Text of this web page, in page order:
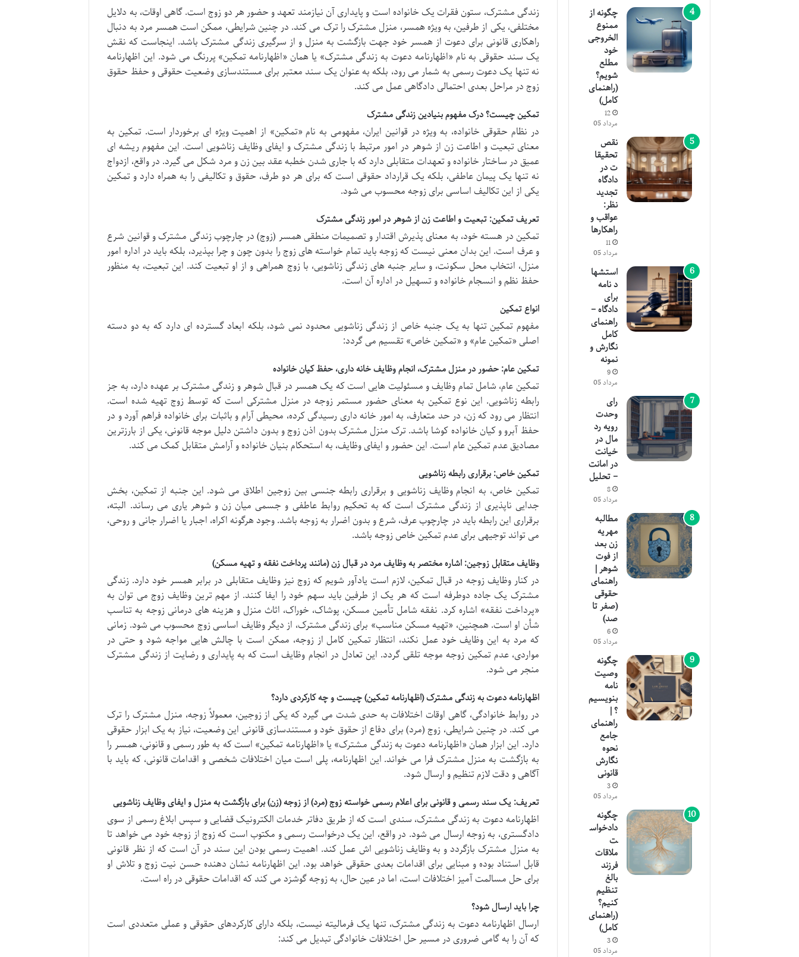
زندگی مشترک، ستون فقرات یک خانواده است و پایداری آن نیازمند تعهد و حضور هر دو زوج است. گاهی اوقات، به دلایل
مختلفی، یکی از طرفین، به ویژه همسر، منزل مشترک را ترک می کند. در چنین شرایطی، ممکن است همسر مرد به دنبال
راهکاری قانونی برای دعوت از همسر خود جهت بازگشت به منزل و از سرگیری زندگی مشترک باشد. اینجاست که نقش
یک سند حقوقی به نام «اظهارنامه دعوت به زندگی مشترک» یا همان «اظهارنامه تمکین» پررنگ می شود. این اظهارنامه
نه تنها یک دعوت رسمی به شمار می رود، بلکه به عنوان یک سند معتبر برای مستندسازی وضعیت حقوقی و حفظ حقوق
زوج در مراحل بعدی احتمالی دادگاهی عمل می کند.
تمکین چیست؟ درک مفهوم بنیادین زندگی مشترک
در نظام حقوقی خانواده، به ویژه در قوانین ایران، مفهومی به نام «تمکین» از اهمیت ویژه ای برخوردار است. تمکین به
معنای تبعیت و اطاعت زن از شوهر در امور مرتبط با زندگی مشترک و ایفای وظایف زناشویی است. این مفهوم ریشه ای
عمیق در ساختار خانواده و تعهدات متقابلی دارد که با جاری شدن خطبه عقد بین زن و مرد شکل می گیرد. در واقع، ازدواج
نه تنها یک پیمان عاطفی، بلکه یک قرارداد حقوقی است که برای هر دو طرف، حقوق و تکالیفی را به همراه دارد و تمکین
یکی از این تکالیف اساسی برای زوجه محسوب می شود.
تعریف تمکین: تبعیت و اطاعت زن از شوهر در امور زندگی مشترک
تمکین در هسته خود، به معنای پذیرش اقتدار و تصمیمات منطقی همسر (زوج) در چارچوب زندگی مشترک و قوانین شرع
و عرف است. این بدان معنی نیست که زوجه باید تمام خواسته های زوج را بدون چون و چرا بپذیرد، بلکه باید در اداره امور
منزل، انتخاب محل سکونت، و سایر جنبه های زندگی زناشویی، با زوج همراهی و از او تبعیت کند. این تبعیت، به منظور
حفظ نظم و انسجام خانواده و تسهیل در اداره آن است.
انواع تمکین
مفهوم تمکین تنها به یک جنبه خاص از زندگی زناشویی محدود نمی شود، بلکه ابعاد گسترده ای دارد که به دو دسته
اصلی «تمکین عام» و «تمکین خاص» تقسیم می گردد:
تمکین عام: حضور در منزل مشترک، انجام وظایف خانه داری، حفظ کیان خانواده
تمکین عام، شامل تمام وظایف و مسئولیت هایی است که یک همسر در قبال شوهر و زندگی مشترک بر عهده دارد، به جز
رابطه زناشویی. این نوع تمکین به معنای حضور مستمر زوجه در منزل مشترکی است که توسط زوج تهیه شده است.
انتظار می رود که زن، در حد متعارف، به امور خانه داری رسیدگی کرده، محیطی آرام و باثبات برای خانواده فراهم آورد و در
حفظ آبرو و کیان خانواده کوشا باشد. ترک منزل مشترک بدون اذن زوج و بدون داشتن دلیل موجه قانونی، یکی از بارزترین
مصادیق عدم تمکین عام است. این حضور و ایفای وظایف، به استحکام بنیان خانواده و آرامش متقابل کمک می کند.
تمکین خاص: برقراری رابطه زناشویی
تمکین خاص، به انجام وظایف زناشویی و برقراری رابطه جنسی بین زوجین اطلاق می شود. این جنبه از تمکین، بخش
جدایی ناپذیری از زندگی مشترک است که به تحکیم روابط عاطفی و جسمی میان زن و شوهر یاری می رساند. البته،
برقراری این رابطه باید در چارچوب عرف، شرع و بدون اضرار به زوجه باشد. وجود هرگونه اکراه، اجبار یا اضرار جانی و روحی،
می تواند توجیهی برای عدم تمکین خاص زوجه باشد.
وظایف متقابل زوجین: اشاره مختصر به وظایف مرد در قبال زن (مانند پرداخت نفقه و تهیه مسکن)
در کنار وظایف زوجه در قبال تمکین، لازم است یادآور شویم که زوج نیز وظایف متقابلی در برابر همسر خود دارد. زندگی
مشترک یک جاده دوطرفه است که هر یک از طرفین باید سهم خود را ایفا کنند. از مهم ترین وظایف زوج می توان به
«پرداخت نفقه» اشاره کرد. نفقه شامل تأمین مسکن، پوشاک، خوراک، اثاث منزل و هزینه های درمانی زوجه به تناسب
شأن او است. همچنین، «تهیه مسکن مناسب» برای زندگی مشترک، از دیگر وظایف اساسی زوج محسوب می شود. زمانی
که مرد به این وظایف خود عمل نکند، انتظار تمکین کامل از زوجه، ممکن است با چالش هایی مواجه شود و حتی در
مواردی، عدم تمکین زوجه موجه تلقی گردد. این تعادل در انجام وظایف است که به پایداری و رضایت از زندگی مشترک
منجر می شود.
اظهارنامه دعوت به زندگی مشترک (اظهارنامه تمکین) چیست و چه کارکردی دارد؟
در روابط خانوادگی، گاهی اوقات اختلافات به حدی شدت می گیرد که یکی از زوجین، معمولاً زوجه، منزل مشترک را ترک
می کند. در چنین شرایطی، زوج (مرد) برای دفاع از حقوق خود و مستندسازی قانونی این وضعیت، نیاز به یک ابزار حقوقی
دارد. این ابزار همان «اظهارنامه دعوت به زندگی مشترک» یا «اظهارنامه تمکین» است که به طور رسمی و قانونی، همسر را
به بازگشت به منزل مشترک فرا می خواند. این اظهارنامه، پلی است میان اختلافات شخصی و اقدامات قانونی، که باید با
آگاهی و دقت لازم تنظیم و ارسال شود.
تعریف: یک سند رسمی و قانونی برای اعلام رسمی خواسته زوج (مرد) از زوجه (زن) برای بازگشت به منزل و ایفای وظایف زناشویی
اظهارنامه دعوت به زندگی مشترک، سندی است که از طریق دفاتر خدمات الکترونیک قضایی و سپس ابلاغ رسمی از سوی
دادگستری، به زوجه ارسال می شود. در واقع، این یک درخواست رسمی و مکتوب است که زوج از زوجه خود می خواهد تا
به منزل مشترک بازگردد و به وظایف زناشویی اش عمل کند. اهمیت رسمی بودن این سند در آن است که از نظر قانونی
قابل استناد بوده و مبنایی برای اقدامات بعدی حقوقی خواهد بود. این اظهارنامه نشان دهنده حسن نیت زوج و تلاش او
برای حل مسالمت آمیز اختلافات است، اما در عین حال، به زوجه گوشزد می کند که اقدامات حقوقی در راه است.
چرا باید ارسال شود؟
ارسال اظهارنامه دعوت به زندگی مشترک، تنها یک فرمالیته نیست، بلکه دارای کارکردهای حقوقی و عملی متعددی است
که آن را به گامی ضروری در مسیر حل اختلافات خانوادگی تبدیل می کند:
چگونه از
ممنوع
الخروجی
خود
مطلع
شویم؟
(راهنمای
کامل)
12
مرداد 05
نقص
تحقیقا
ت در
دادگاه
تجدید
نظر:
عواقب و
راهکارها
11
مرداد 05
استشها
د نامه
برای
دادگاه –
راهنمای
کامل
نگارش و
نمونه
9
مرداد 05
رای
وحدت
رویه رد
مال در
خیانت
در امانت
– تحلیل
8
مرداد 05
مطالبه
مهریه
زن بعد
از فوت
شوهر |
راهنمای
حقوقی
(صفر تا
صد)
6
مرداد 05
چگونه
وصیت
نامه
بنویسیم
؟ |
راهنمای
جامع
نحوه
نگارش
قانونی
3
مرداد 05
چگونه
دادخواس
ت
ملاقات
فرزند
بالغ
تنظیم
کنیم؟
(راهنمای
کامل)
3
مرداد 05